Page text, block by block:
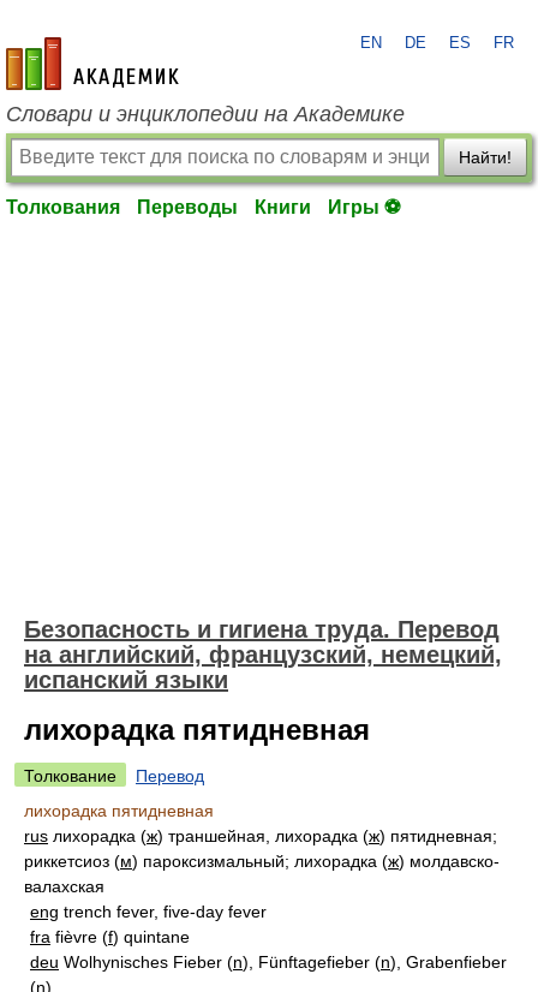
academic.ru
EN DE ES FR
Словари и энциклопедии на Академике
Найти!
Толкования Переводы Книги Игры ⚽
Безопасность и гигиена труда. Перевод
на английский, французский, немецкий,
испанский языки
лихорадка пятидневная
Толкование
Перевод
лихорадка пятидневная
rus лихорадка (ж) траншейная, лихорадка (ж) пятидневная;
риккетсиоз (м) пароксизмальный; лихорадка (ж) молдавско-
валахская
eng trench fever, five-day fever
fra fièvre (f) quintane
deu Wolhynisches Fieber (n), Fünftagefieber (n), Grabenfieber
(n)